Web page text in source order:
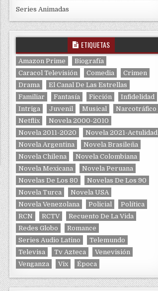
Series Animadas
ETIQUETAS
Amazon Prime
Biografía
Caracol Televisión
Comedia
Crimen
Drama
El Canal De Las Estrellas
Familiar
Fantasía Ficción
Infidelidad
Intriga
Juvenil Musical
Narcotráfico
Netflix
Novela 2000-2010
Novela 2011-2020
Novela 2021-Actulidad
Novela Argentina
Novela Brasileña
Novela Chilena
Novela Colombiana
Novela Mexicana
Novela Peruana
Novelas De Los 80
Novelas De Los 90
Novela Turca
Novela USA
Novela Venezolana
Policial
Política
RCN
RCTV
Recuento De La Vida
Redes Globo
Romance
Series Audio Latino
Telemundo
Televisa
Tv Azteca
Venevisión
Venganza
Vix Época